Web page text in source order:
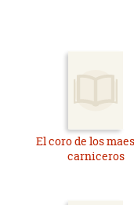
El coro de los
carniceros